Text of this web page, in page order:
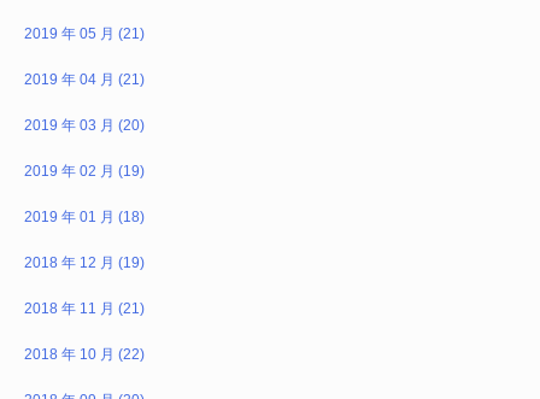
2019 年 05 月 (21)
2019 年 04 月 (21)
2019 年 03 月 (20)
2019 年 02 月 (19)
2019 年 01 月 (18)
2018 年 12 月 (19)
2018 年 11 月 (21)
2018 年 10 月 (22)